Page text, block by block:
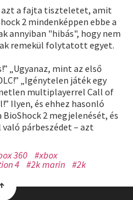
azt a fajta tiszteletet, amit
2 mindenképpen ebbe a
annyiban "hibás", hogy nem
remekül folytatott egyet.
„Ugyanaz, mint az első
„Igénytelen játék egy
multiplayerrel Call of
Ilyen, és ehhez hasonló
2 megjelenését, és
párbeszédet – azt
360 #xbox
4 #2k marin #2k
↑